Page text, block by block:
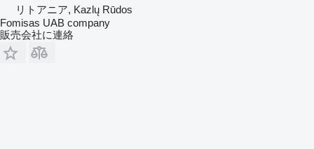
リトアニア, Kazlų Rūdos
Fomisas UAB company
販売会社に連絡